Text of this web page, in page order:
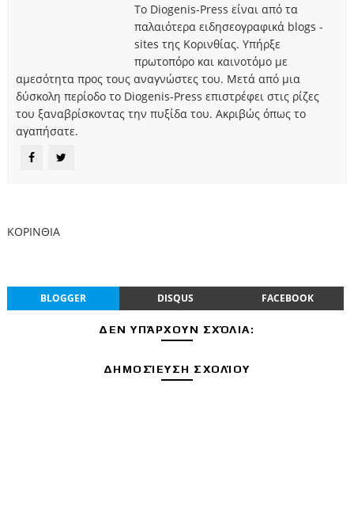
Το Diogenis-Press είναι από τα
παλαιότερα ειδησεογραφικά blogs -
sites της Κορινθίας. Υπήρξε
πρωτοπόρο και καινοτόμο με
αμεσότητα προς τους αναγνώστες του. Μετά από μια
δύσκολη περίοδο το Diogenis-Press επιστρέφει στις ρίζες
του ξαναβρίσκοντας την πυξίδα του. Ακριβώς όπως το
αγαπήσατε.
ΚΟΡΙΝΘΙΑ
BLOGGER DISQUS FACEBOOK
ΔΕΝ ΥΠΆΡΧΟΥΝ ΣΧΌΛΙΑ:
ΔΗΜΟΣΊΕΥΣΗ ΣΧΟΛΊΟΥ